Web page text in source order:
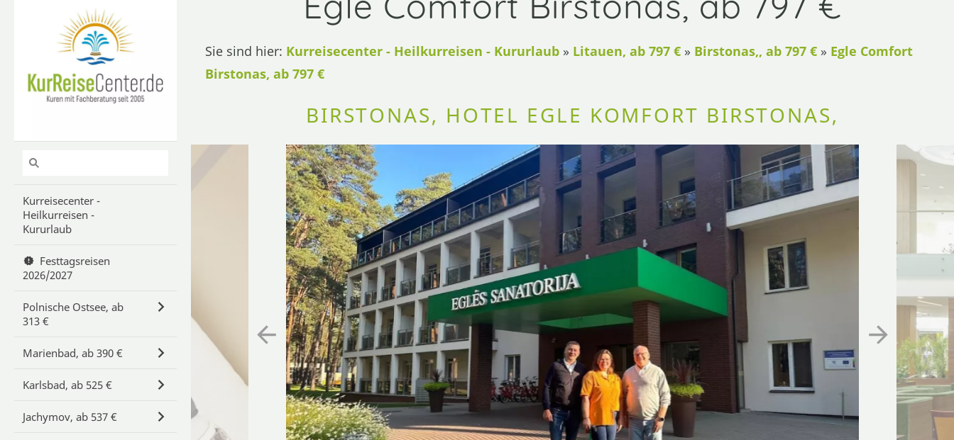
Kurreisecenter -
Heilkurreisen -
Kururlaub
Festtagsreisen
2026/2027
Polnische Ostsee, ab
313 €
Marienbad, ab 390 €
Karlsbad, ab 525 €
Jachymov, ab 537 €
Sie sind hier: Kurreisecenter - Heilkurreisen - Kururlaub» Litauen, ab 797 €» Birstonas,, ab 797 €» Egle Comfort
Birstonas, ab 797 €
BIRSTONAS, HOTEL EGLE KOMFORT BIRSTONAS,